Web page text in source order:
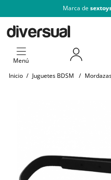
Marca de
Menú
Inicio / Juguetes BDSM /